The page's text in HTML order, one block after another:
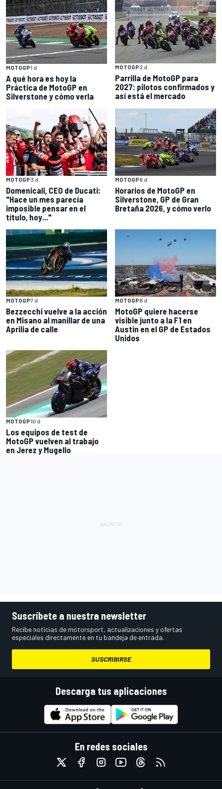
MOTOGP1 d
A qué hora es hoy la
Práctica de MotoGP en
Silverstone y cómo verla
MOTOGP2 d
Parrilla de MotoGP para
2027: pilotos confirmados y
así está el mercado
MOTOGP3 d
Domenicali, CEO de Ducati:
"Hace un mes parecía
imposible pensar en el
título, hoy..."
MOTOGP6 d
Horarios de MotoGP en
Silverstone, GP de Gran
Bretaña 2026, y cómo verlo
MOTOGP7 d
Bezzecchi vuelve a la acción
en Misano al manillar de una
Aprilia de calle
MOTOGP8 d
MotoGP quiere hacerse
visible junto a la F1 en
Austin en el GP de Estados
Unidos
MOTOGP10 d
Los equipos de test de
MotoGP vuelven al trabajo
en Jerez y Mugello
Suscríbete a nuestra newsletter
Recibe noticias de motorsport, actualizaciones y ofertas
especiales directamente en tu bandeja de entrada.
SUSCRIBIRSE
Descarga tus aplicaciones
En redes sociales